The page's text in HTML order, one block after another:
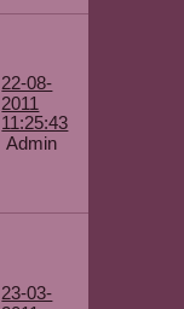
22-08-
2011
11:25:43
Admin
23-03-